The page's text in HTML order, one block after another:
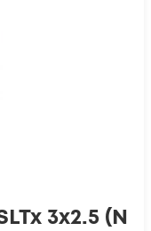
3х2.5 (N